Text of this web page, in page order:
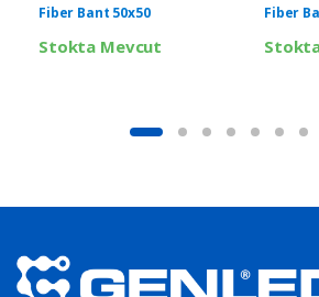
Fiber Bant 50x50
Stokta Mevcut
Fiber